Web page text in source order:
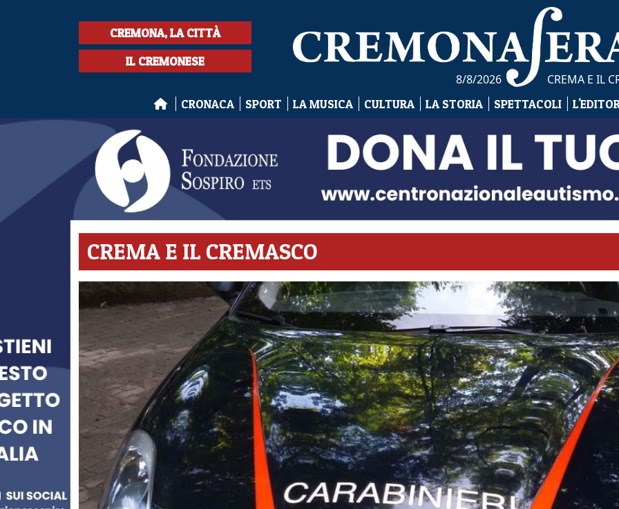
CREMONA, LA CITTÀ
IL CREMONESE
8/8/2026 CREMA E IL
CRONACA SPORT LA MUSICA CULTURA LA STORIA SPETTACOLI
CREMA E IL CREMASCO